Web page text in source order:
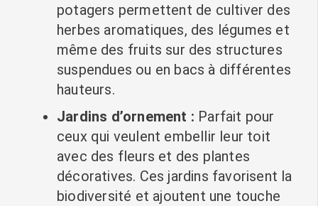
potagers permettent de cultiver des
herbes aromatiques, des légumes et
même des fruits sur des structures
suspendues ou en bacs à différentes
hauteurs.
Jardins d’ornement : Parfait pour
ceux qui veulent embellir leur toit
avec des fleurs et des plantes
décoratives. Ces jardins favorisent la
biodiversité et ajoutent une touche